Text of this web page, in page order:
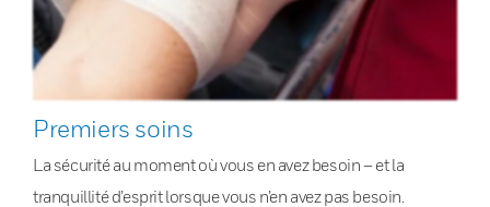
Premiers soins
La sécurité au moment où vous en avez besoin – et la
tranquillité d’esprit lorsque vous n’en avez pas besoin.